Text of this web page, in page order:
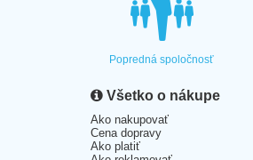
Popredná spoločnosť
Všetko o nákupe
Ako nakupovať
Cena dopravy
Ako platiť